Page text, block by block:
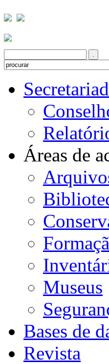
Áreas de
Museus
Bases de
Revista